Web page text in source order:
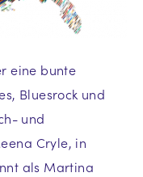
eine bunte
Bluesrock und
und
Cryle, in
als Martina